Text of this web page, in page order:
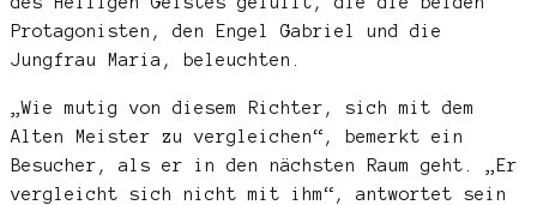
Protagonisten, den Engel Gabriel und die
Jungfrau Maria, beleuchten.
„Wie mutig von diesem Richter, sich mit dem
Alten Meister zu vergleichen“, bemerkt ein
Besucher, als er in den nächsten Raum geht. „Er
vergleicht sich nicht mit ihm“, antwortet sein